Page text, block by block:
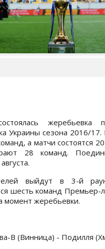
жеребьевка
Украины сезона 2016/
а матчи состоятся
28 команд.
выйдут в 3-й
шесть команд Премьер-
момент жеребьевки.
В (Винница) - Подилля